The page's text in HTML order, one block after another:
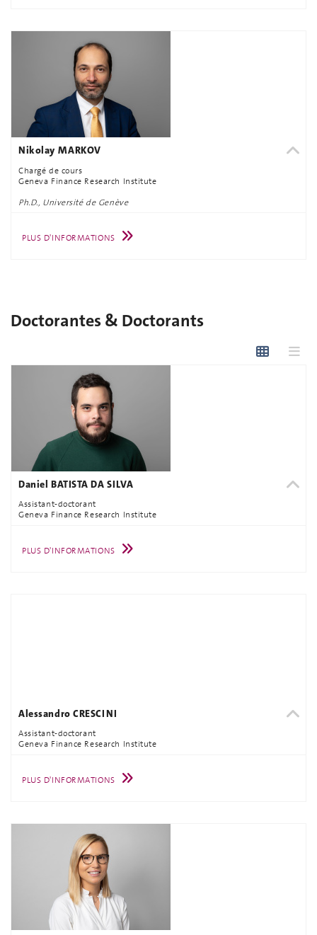
Nikolay MARKOV
Chargé de cours
Geneva Finance Research Institute
Ph.D., Université de Genève
PLUS D'INFORMATIONS
Doctorantes & Doctorants
Daniel BATISTA DA SILVA
Assistant-doctorant
Geneva Finance Research Institute
PLUS D'INFORMATIONS
Alessandro CRESCINI
Assistant-doctorant
Geneva Finance Research Institute
PLUS D'INFORMATIONS